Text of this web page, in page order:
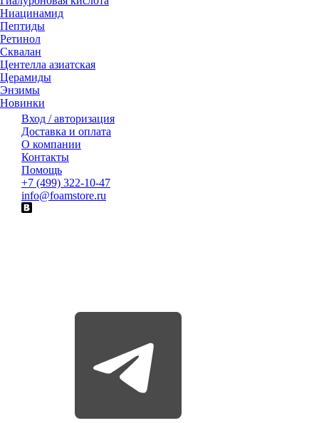
Ниацинамид
Пептиды
Ретинол
Сквалан
Центелла азиатская
Церамиды
Энзимы
Новинки
Вход / авторизация
Доставка и оплата
О компании
Контакты
Помощь
+7 (499) 322-10-47
info@foamstore.ru